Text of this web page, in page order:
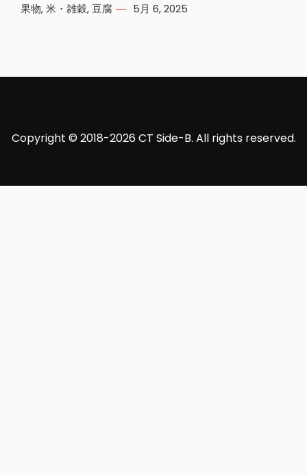
果物,米・雑穀,豆腐 5月 6, 2025
Copyright © 2018-2026 CT Side-B. All rights reserved.